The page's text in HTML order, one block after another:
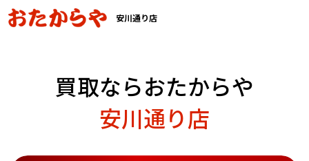
安川通り店
買取ならおたからや
安川通り店